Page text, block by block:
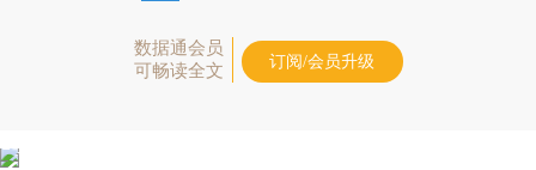
数据通会员
可畅读全文
订阅/会员升级